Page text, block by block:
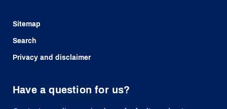
Sitemap
Search
Privacy and disclaimer
Have a question for us?